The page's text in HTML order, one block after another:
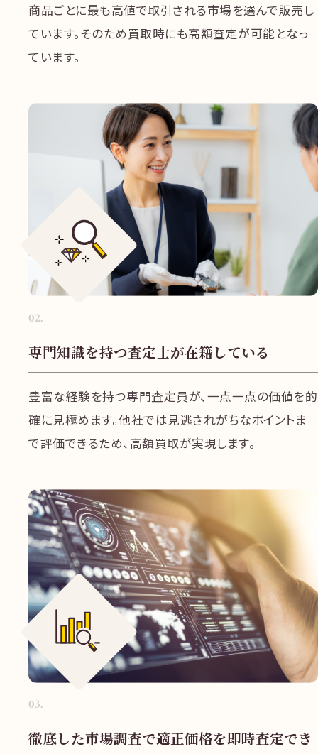
商品ごとに最も高値で取引される市場を選んで販売し
ています。そのため買取時にも高額査定が可能となっ
ています。
02.
専門知識を持つ査定士が在籍している
豊富な経験を持つ専門査定員が、一点一点の価値を的
確に見極めます。他社では見逃されがちなポイントま
で評価できるため、高額買取が実現します。
03.
徹底した市場調査で適正価格を即時査定でき